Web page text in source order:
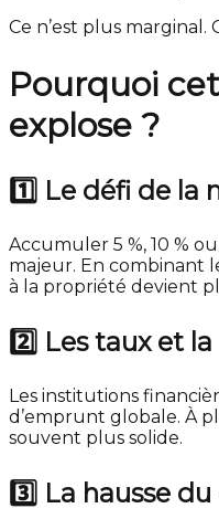
Ce n’est plus marginal.
Pourquoi
explose ?
1️⃣ Le défi de la
Accumuler 5 %, 10 %
majeur. En combinant
à la propriété devient
2️⃣ Les taux et
Les institutions
d’emprunt globale. À
souvent plus solide.
3️⃣ La hausse